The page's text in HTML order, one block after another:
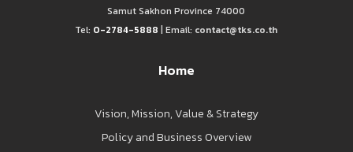
Samut Sakhon Province 74000
Tel: 0-2784-5888 | Email: contact@tks.co.th
Home
Vision, Mission, Value & Strategy
Policy and Business Overview